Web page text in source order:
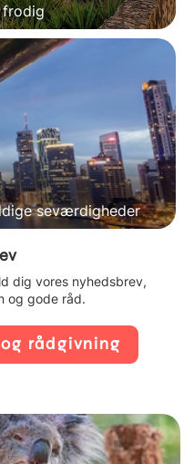
frodig
seværdigheder
dig vores nyhedsbrev,
og gode råd.
rådgivning